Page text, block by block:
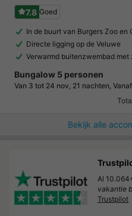
7.8 Goed
In de buurt van Burgers Zoo en
Directe ligging op de Veluwe
Verwarmd buitenzwembad met
Bungalow 5 personen
Van 3 tot 24 nov, 21 nachten, Vanaf
Bekijk alle
Al
vakantie
Trustpilot